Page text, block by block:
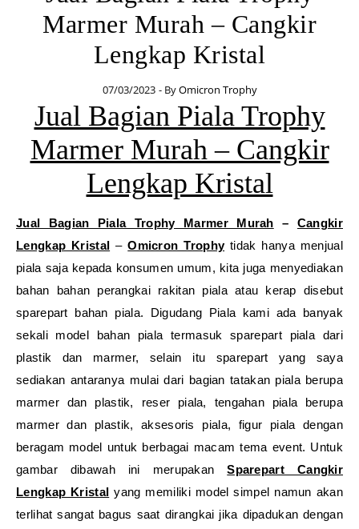
Marmer Murah – Cangkir
Lengkap Kristal
07/03/2023 - ByOmicron Trophy
Jual Bagian Piala Trophy
Marmer Murah – Cangkir
Lengkap Kristal
Jual Bagian Piala Trophy Marmer Murah – Cangkir
Lengkap Kristal –Omicron Trophytidak hanya menjual
piala saja kepada konsumen umum, kita juga menyediakan
bahan bahan perangkai rakitan piala atau kerap disebut
sparepart bahan piala. Digudang Piala kami ada banyak
sekali model bahan piala termasuk sparepart piala dari
plastik dan marmer, selain itu sparepart yang saya
sediakan antaranya mulai dari bagian tatakan piala berupa
marmer dan plastik, reser piala, tengahan piala berupa
marmer dan plastik, aksesoris piala, figur piala dengan
beragam model untuk berbagai macam tema event. Untuk
gambar dibawah ini merupakanSparepart Cangkir
Lengkap Kristal yang memiliki model simpel namun akan
terlihat sangat bagus saat dirangkai jika dipadukan dengan